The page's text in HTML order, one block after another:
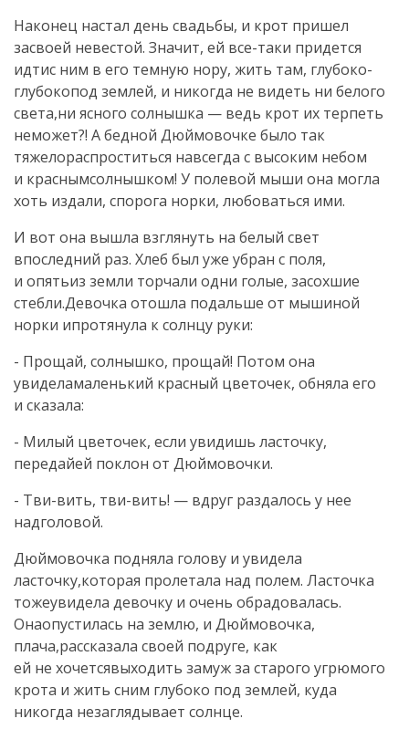
Наконец настал день свадьбы, и крот пришел
засвоей невестой. Значит, ей все-таки придется
идтис ним в его темную нору, жить там, глубоко-
глубокопод землей, и никогда не видеть ни белого
света,ни ясного солнышка — ведь крот их терпеть
неможет?! А бедной Дюймовочке было так
тяжелораспроститься навсегда с высоким небом
и краснымсолнышком! У полевой мыши она могла
хоть издали, спорога норки, любоваться ими.
И вот она вышла взглянуть на белый свет
впоследний раз. Хлеб был уже убран с поля,
и опятьиз земли торчали одни голые, засохшие
стебли.Девочка отошла подальше от мышиной
норки ипротянула к солнцу руки:
- Прощай, солнышко, прощай! Потом она
увиделамаленький красный цветочек, обняла его
и сказала:
- Милый цветочек, если увидишь ласточку,
передайей поклон от Дюймовочки.
- Тви-вить, тви-вить! — вдруг раздалось у нее
надголовой.
Дюймовочка подняла голову и увидела
ласточку,которая пролетала над полем. Ласточка
тожеувидела девочку и очень обрадовалась.
Онаопустилась на землю, и Дюймовочка,
плача,рассказала своей подруге, как
ей не хочетсявыходить замуж за старого угрюмого
крота и жить сним глубоко под землей, куда
никогда незаглядывает солнце.